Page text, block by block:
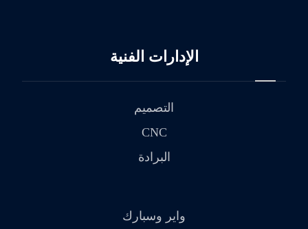
الإدارات الفنية
التصميم
CNC
البرادة
واير وسبارك